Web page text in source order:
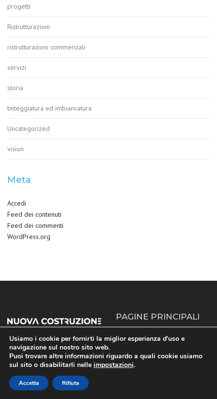
progetti
Ristrutturazioni
ristrutturazioni commerciali
servizi
storia
tinteggiatura ed imbiancatura
Uncategorized
vision
Meta
Accedi
Feed dei contenuti
Feed dei commenti
WordPress.org
Il nostro scopo è guidare il
cliente in un percorso che parte
arrivare al prodotto finale,
PAGINE PRINCIPALI
Chi Siamo
Usiamo i cookie per fornirti la miglior esperienza d'uso e
navigazione sul nostro sito web.
Puoi trovare altre informazioni riguardo a quali cookie usiamo
sul sito o disabilitarli nelle impostazioni.
Accetta Rifiuta